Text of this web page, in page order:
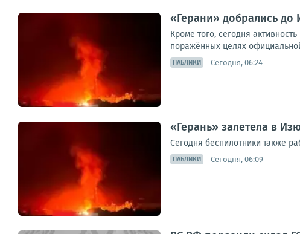
«Герани» добрались
Кроме того, сегодня
поражённых целях
ПАБЛИКИ Сегодня, 06:24
«Герань» залетела в
Сегодня беспилотники также
ПАБЛИКИ Сегодня, 06:09